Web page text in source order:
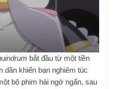
bắt đầu từ một tiền
dần khiến bạn nghiêm túc
bộ phim hài ngớ ngẩn, sau